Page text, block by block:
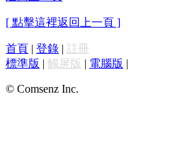
[ 點擊這裡返回上一頁 ]
首頁 | 登錄 | 註冊
標準版 | 觸屏版 | 電腦版 |
© Comsenz Inc.